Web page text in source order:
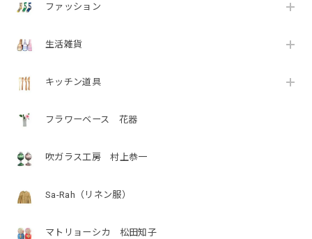
ファッション
生活雑貨
キッチン道具
フラワーベース 花器
吹ガラス工房 村上恭一
Sa-Rah（リネン服）
マトリョーシカ 松田知子